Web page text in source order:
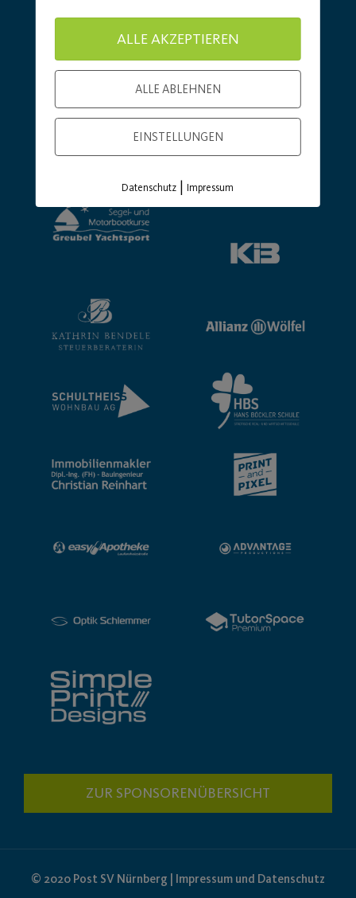
ZUR SPONSORENÜBERSICHT
© 2020 Post SV Nürnberg | Impressum und Datenschutz
ALLE AKZEPTIEREN
ALLE ABLEHNEN
EINSTELLUNGEN
Datenschutz |Impressum